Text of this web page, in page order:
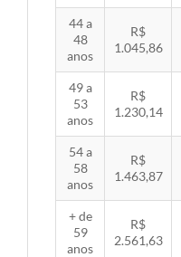
44 a
48
anos
R$
1.045,86
49 a
53
anos
R$
1.230,14
54 a
58
anos
R$
1.463,87
+ de
59
anos
R$
2.561,63